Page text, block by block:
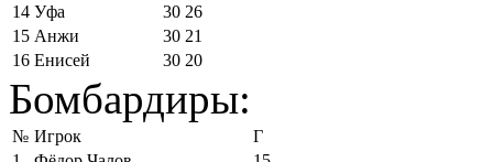
14 Уфа 30 26
15 Анжи 30 21
16 Енисей 30 20
Бомбардиры:
№ Игрок
Г